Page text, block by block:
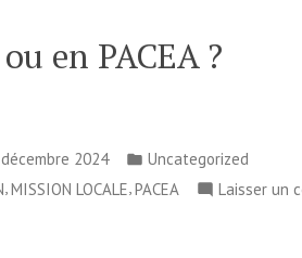
en PACEA ?
2024
Publié
dans
Uncategorized
,MISSION LOCALE,PACEA Laisser un